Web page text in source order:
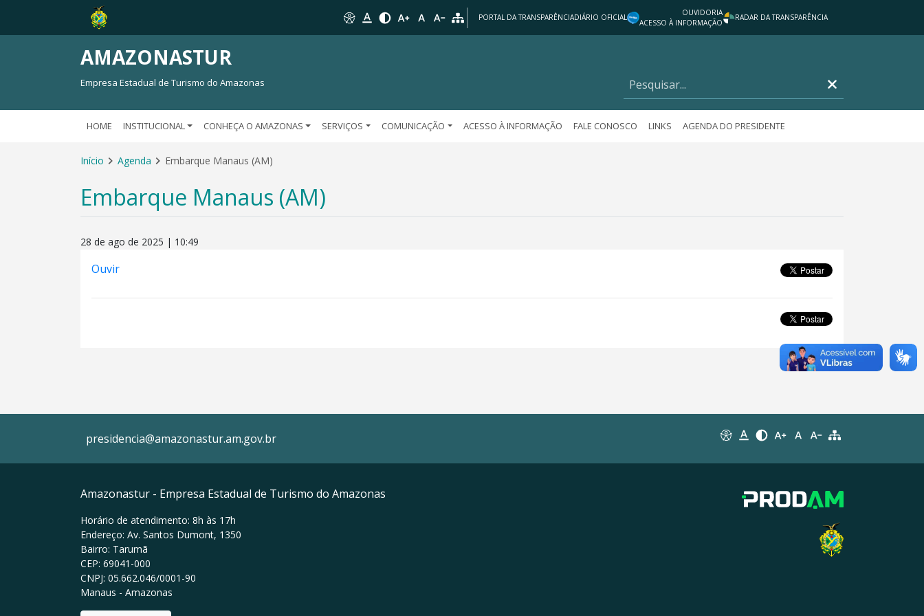
PORTAL DA TRANSPARÊNCIADIÁRIO OFICIAL
OUVIDORIA
ACESSO À INFORMAÇÃO
RADAR DA TRANSPARÊNCIA
AMAZONASTUR
Empresa Estadual de Turismo do Amazonas
HOME INSTITUCIONAL CONHEÇA O AMAZONAS SERVIÇOS COMUNICAÇÃO ACESSO À INFORMAÇÃO FALE CONOSCO LINKS AGENDA DO PRESIDENTE
Início Agenda Embarque Manaus (AM)
Embarque Manaus (AM)
28 de ago de 2025 | 10:49
Ouvir
presidencia@amazonastur.am.gov.br
Amazonastur - Empresa Estadual de Turismo do Amazonas
Horário de atendimento: 8h às 17h
Endereço: Av. Santos Dumont, 1350
Bairro: Tarumã
CEP: 69041-000
CNPJ: 05.662.046/0001-90
Manaus - Amazonas